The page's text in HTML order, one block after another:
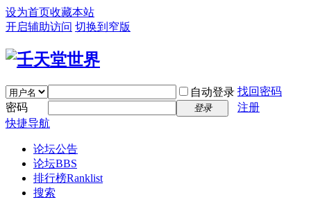
设为首页收藏本站
开启辅助访问 切换到窄版
自动登录 找回密码
密码
登录
注册
快捷导航
论坛公告
论坛BBS
排行榜Ranklist
搜索